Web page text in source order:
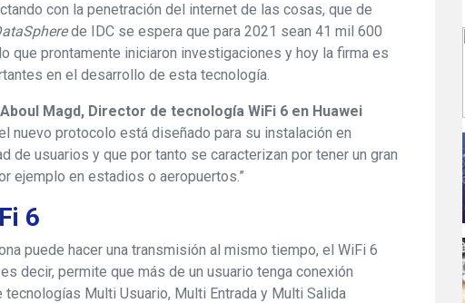
con la penetración del internet de las cosas, que de
de IDC se espera que para 2021 sean 41 mil 600
que prontamente iniciaron investigaciones y hoy la firma es
en el desarrollo de esta tecnología.
Magd, Director de tecnología WiFi 6 en Huawei
nuevo protocolo está diseñado para su instalación en
de usuarios y que por tanto se caracterizan por tener un gran
ejemplo en estadios o aeropuertos.”
6
puede hacer una transmisión al mismo tiempo, el WiFi 6
decir, permite que más de un usuario tenga conexión
Multi Usuario, Multi Entrada y Multi Salida